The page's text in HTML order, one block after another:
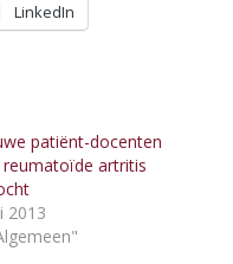
LinkedIn
patiënt-docenten
artritis
2013